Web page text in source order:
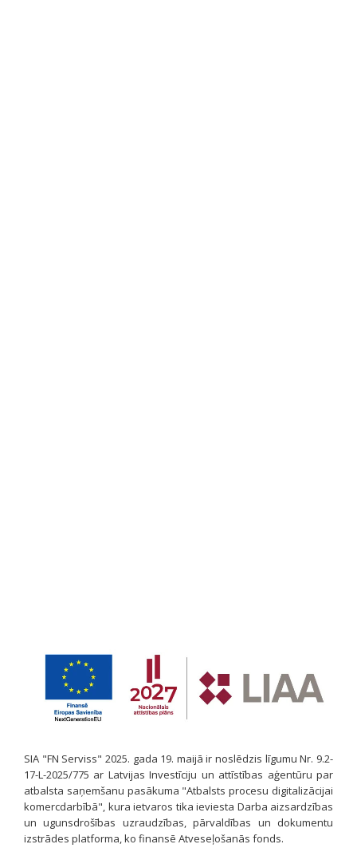
SIA "FN Serviss" 2025. gada 19. maijā ir noslēdzis līgumu Nr. 9.2-
17-L-2025/775 ar Latvijas Investīciju un attīstības aģentūru par
atbalsta saņemšanu pasākuma "Atbalsts procesu digitalizācijai
komercdarbībā", kura ietvaros tika ieviesta Darba aizsardzības
un ugunsdrošības uzraudzības, pārvaldības un dokumentu
izstrādes platforma, ko finansē Atveseļošanās fonds.